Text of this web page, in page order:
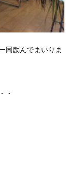
同励んでまいりま
・